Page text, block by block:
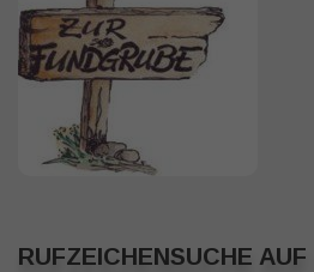
RUFZEICHENSUCHE